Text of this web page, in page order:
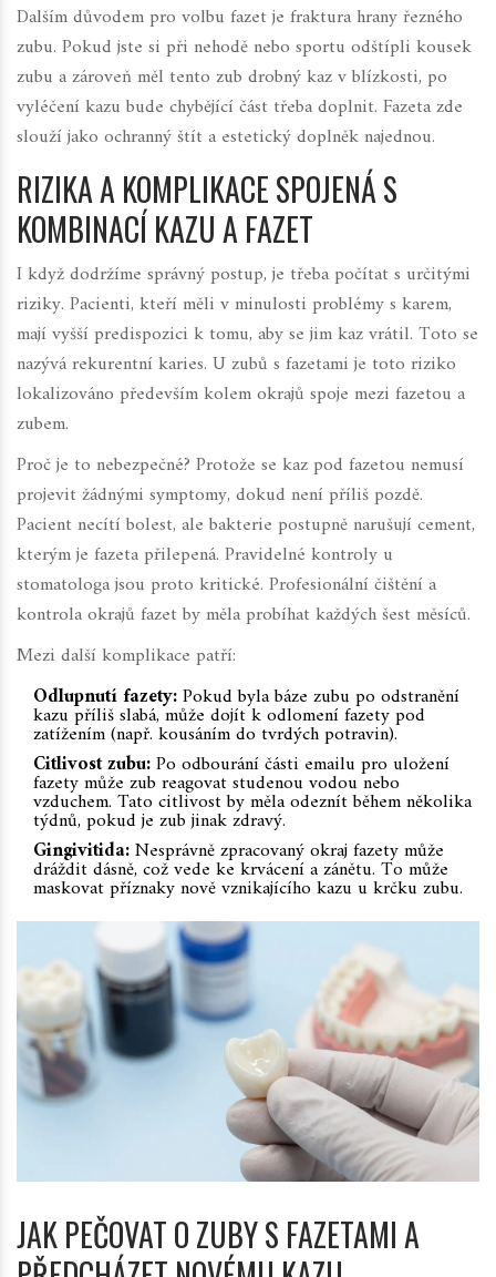
Dalším důvodem pro volbu fazet je fraktura hrany řezného
zubu. Pokud jste si při nehodě nebo sportu odštípli kousek
zubu a zároveň měl tento zub drobný kaz v blízkosti, po
vyléčení kazu bude chybějící část třeba doplnit. Fazeta zde
slouží jako ochranný štít a estetický doplněk najednou.
RIZIKA A KOMPLIKACE SPOJENÁ S
KOMBINACÍ KAZU A FAZET
I když dodržíme správný postup, je třeba počítat s určitými
riziky. Pacienti, kteří měli v minulosti problémy s karem,
mají vyšší predispozici k tomu, aby se jim kaz vrátil. Toto se
nazývá rekurentní karies. U zubů s fazetami je toto riziko
lokalizováno především kolem okrajů spoje mezi fazetou a
zubem.
Proč je to nebezpečné? Protože se kaz pod fazetou nemusí
projevit žádnými symptomy, dokud není příliš pozdě.
Pacient necítí bolest, ale bakterie postupně narušují cement,
kterým je fazeta přilepená. Pravidelné kontroly u
stomatologa jsou proto kritické. Profesionální čištění a
kontrola okrajů fazet by měla probíhat každých šest měsíců.
Mezi další komplikace patří:
Odlupnutí fazety:Pokud byla báze zubu po odstranění
kazu příliš slabá, může dojít k odlomení fazety pod
zatížením (např. kousáním do tvrdých potravin).
Citlivost zubu:Po odbourání části emailu pro uložení
fazety může zub reagovat studenou vodou nebo
vzduchem. Tato citlivost by měla odeznít během několika
týdnů, pokud je zub jinak zdravý.
Gingivitida:Nesprávně zpracovaný okraj fazety může
dráždit dásně, což vede ke krvácení a zánětu. To může
maskovat příznaky nově vznikajícího kazu u krčku zubu.
JAK PEČOVAT O ZUBY S FAZETAMI A